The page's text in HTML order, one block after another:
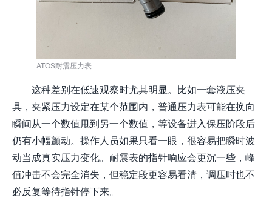
ATOS耐震压力表
这种差别在低速观察时尤其明显。比如一套液压夹
具，夹紧压力设定在某个范围内，普通压力表可能在换向
瞬间从一个数值甩到另一个数值，等设备进入保压阶段后
仍有小幅颤动。操作人员如果只看一眼，很容易把瞬时波
动当成真实压力变化。耐震表的指针响应会更沉一些，峰
值冲击不会完全消失，但稳定段更容易看清，调压时也不
必反复等待指针停下来。